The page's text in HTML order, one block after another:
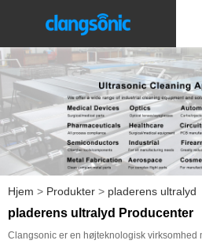
Hjem > Produkter > pladerens ultralyd
pladerens ultralyd Producenter
Clangsonic er en højteknologisk virksomhed